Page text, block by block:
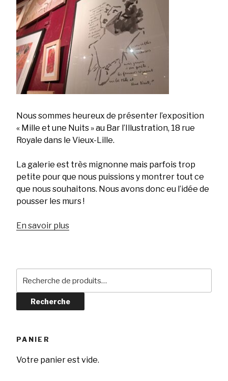
Nous sommes heureux de présenter l’exposition
« Mille et une Nuits » au Bar l’Illustration, 18 rue
Royale dans le Vieux-Lille.
La galerie est très mignonne mais parfois trop
petite pour que nous puissions y montrer tout ce
que nous souhaitons. Nous avons donc eu l’idée de
pousser les murs !
En savoir plus
pour :
Recherche
PANIER
Votre panier est vide.